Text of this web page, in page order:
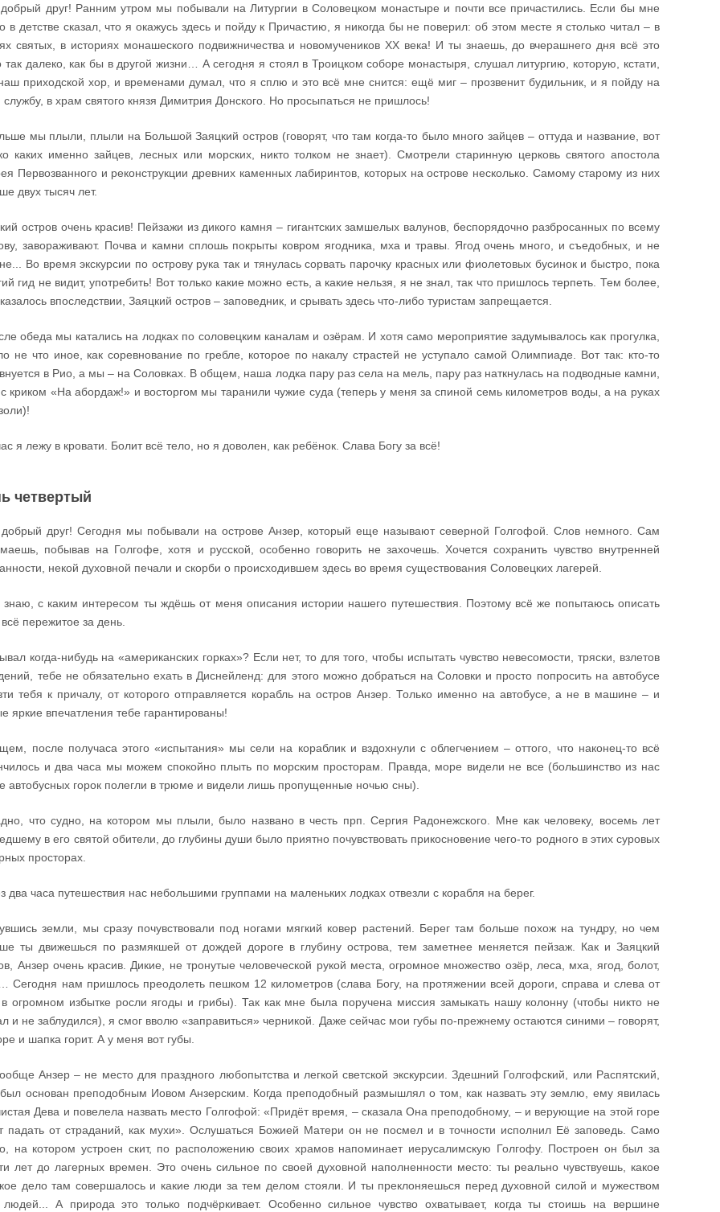
друг! Ранним утром мы побывали на Литургии в Соловецком монастыре и почти все причастились. Если бы мне
в детстве сказал, что я окажусь здесь и пойду к Причастию, я никогда бы не поверил: об этом месте я столько читал – в
святых, в историях монашеского подвижничества и новомучеников ХХ века! И ты знаешь, до вчерашнего дня всё это
так далеко, как бы в другой жизни… А сегодня я стоял в Троицком соборе монастыря, слушал литургию, которую, кстати,
приходской хор, и временами думал, что я сплю и это всё мне снится: ещё миг – прозвенит будильник, и я пойду на
службу, в храм святого князя Димитрия Донского. Но просыпаться не пришлось!
мы плыли, плыли на Большой Заяцкий остров (говорят, что там когда-то было много зайцев – оттуда и название, вот
каких именно зайцев, лесных или морских, никто толком не знает). Смотрели старинную церковь святого апостола
Первозванного и реконструкции древних каменных лабиринтов, которых на острове несколько. Самому старому из них
двух тысяч лет.
остров очень красив! Пейзажи из дикого камня – гигантских замшелых валунов, беспорядочно разбросанных по всему
завораживают. Почва и камни сплошь покрыты ковром ягодника, мха и травы. Ягод очень много, и съедобных, и не
Во время экскурсии по острову рука так и тянулась сорвать парочку красных или фиолетовых бусинок и быстро, пока
гид не видит, употребить! Вот только какие можно есть, а какие нельзя, я не знал, так что пришлось терпеть. Тем более,
впоследствии, Заяцкий остров – заповедник, и срывать здесь что-либо туристам запрещается.
обеда мы катались на лодках по соловецким каналам и озёрам. И хотя само мероприятие задумывалось как прогулка,
не что иное, как соревнование по гребле, которое по накалу страстей не уступало самой Олимпиаде. Вот так: кто-то
в Рио, а мы – на Соловках. В общем, наша лодка пару раз села на мель, пару раз наткнулась на подводные камни,
криком «На абордаж!» и восторгом мы таранили чужие суда (теперь у меня за спиной семь километров воды, а на руках
я лежу в кровати. Болит всё тело, но я доволен, как ребёнок. Слава Богу за всё!
четвертый
друг! Сегодня мы побывали на острове Анзер, который еще называют северной Голгофой. Слов немного. Сам
побывав на Голгофе, хотя и русской, особенно говорить не захочешь. Хочется сохранить чувство внутренней
некой духовной печали и скорби о происходившем здесь во время существования Соловецких лагерей.
с каким интересом ты ждёшь от меня описания истории нашего путешествия. Поэтому всё же попытаюсь описать
пережитое за день.
когда-нибудь на «американских горках»? Если нет, то для того, чтобы испытать чувство невесомости, тряски, взлетов
тебе не обязательно ехать в Диснейленд: для этого можно добраться на Соловки и просто попросить на автобусе
тебя к причалу, от которого отправляется корабль на остров Анзер. Только именно на автобусе, а не в машине – и
яркие впечатления тебе гарантированы!
после получаса этого «испытания» мы сели на кораблик и вздохнули с облегчением – оттого, что наконец-то всё
и два часа мы можем спокойно плыть по морским просторам. Правда, море видели не все (большинство из нас
автобусных горок полегли в трюме и видели лишь пропущенные ночью сны).
что судно, на котором мы плыли, было названо в честь прп. Сергия Радонежского. Мне как человеку, восемь лет
в его святой обители, до глубины души было приятно почувствовать прикосновение чего-то родного в этих суровых
просторах.
два часа путешествия нас небольшими группами на маленьких лодках отвезли с корабля на берег.
земли, мы сразу почувствовали под ногами мягкий ковер растений. Берег там больше похож на тундру, но чем
ты движешься по размякшей от дождей дороге в глубину острова, тем заметнее меняется пейзаж. Как и Заяцкий
Анзер очень красив. Дикие, не тронутые человеческой рукой места, огромное множество озёр, леса, мха, ягод, болот,
Сегодня нам пришлось преодолеть пешком 12 километров (слава Богу, на протяжении всей дороги, справа и слева от
огромном избытке росли ягоды и грибы). Так как мне была поручена миссия замыкать нашу колонну (чтобы никто не
и не заблудился), я смог вволю «заправиться» черникой. Даже сейчас мои губы по-прежнему остаются синими – говорят,
и шапка горит. А у меня вот губы.
Анзер – не место для праздного любопытства и легкой светской экскурсии. Здешний Голгофский, или Распятский,
был основан преподобным Иовом Анзерским. Когда преподобный размышлял о том, как назвать эту землю, ему явилась
Дева и повелела назвать место Голгофой: «Придёт время, – сказала Она преподобному, – и верующие на этой горе
падать от страданий, как мухи». Ослушаться Божией Матери он не посмел и в точности исполнил Её заповедь. Само
на котором устроен скит, по расположению своих храмов напоминает иерусалимскую Голгофу. Построен он был за
лет до лагерных времен. Это очень сильное по своей духовной наполненности место: ты реально чувствуешь, какое
дело там совершалось и какие люди за тем делом стояли. И ты преклоняешься перед духовной силой и мужеством
людей... А природа это только подчёркивает. Особенно сильное чувство охватывает, когда ты стоишь на вершине